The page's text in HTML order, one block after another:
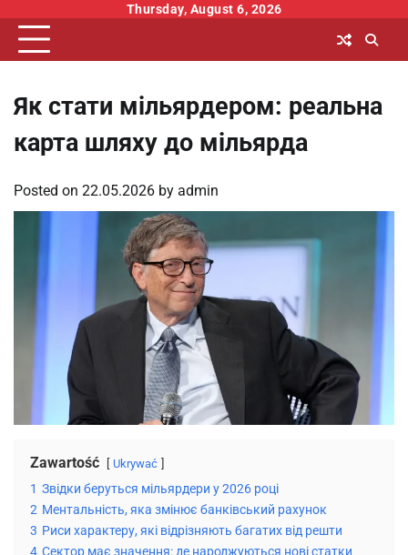
content
Thursday, August 6, 2026
Як стати мільярдером: реальна
карта шляху до мільярда
Posted on 22.05.2026 by admin
Zawartość Ukrywać
1 Звідки беруться мільярдери у 2026 році
2 Ментальність, яка змінює банківський рахунок
3 Риси характеру, які відрізняють багатих від решти
4 Сектор має значення: де народжуються нові статки